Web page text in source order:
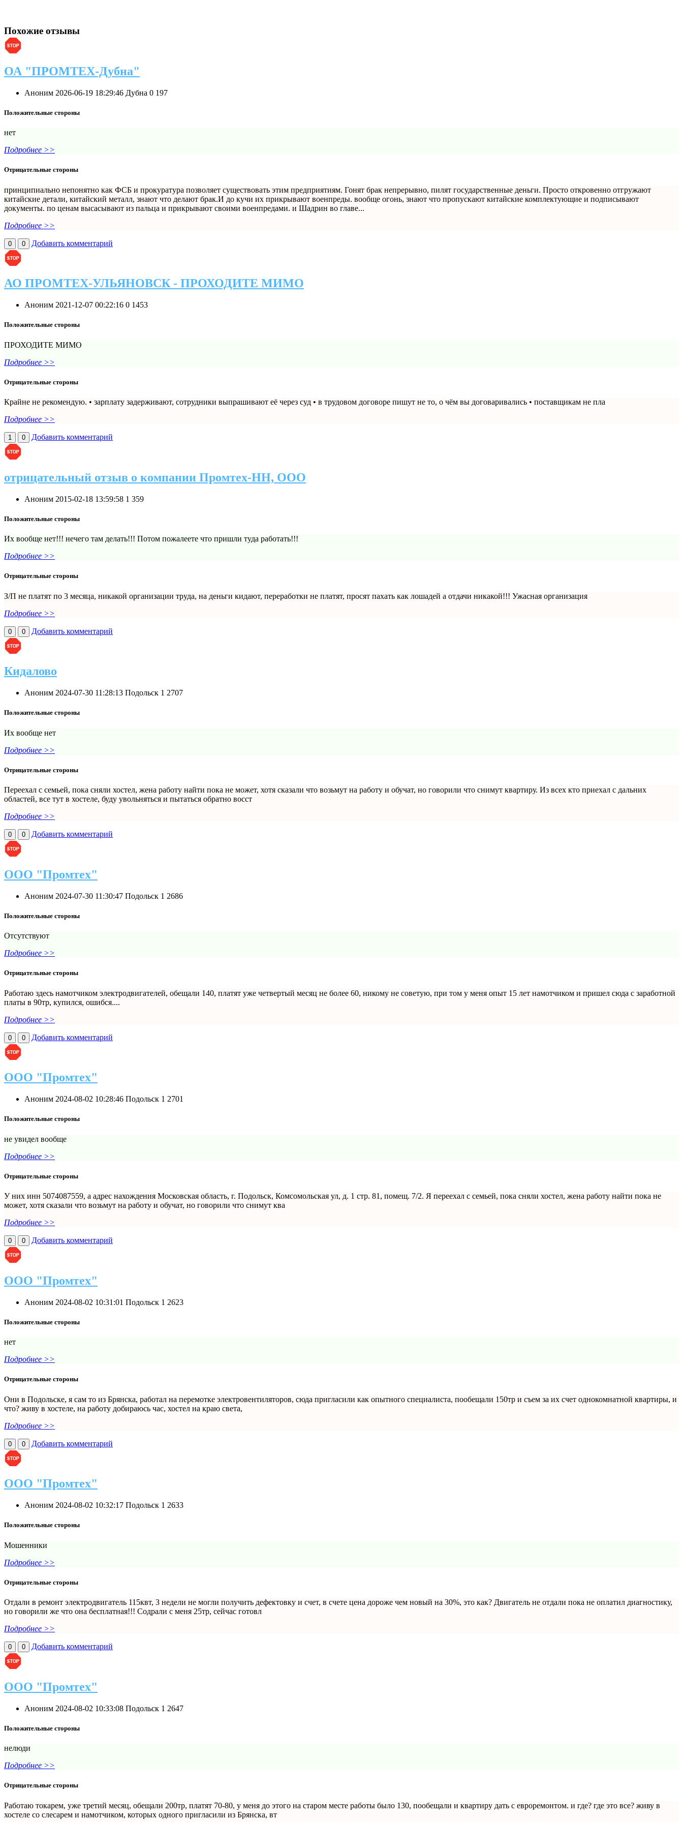
Похожие отзывы
ОА "ПРОМТЕХ-Дубна"
Аноним 2026-06-19 18:29:46 Дубна 0 197
Положительные стороны
нет
Подробнее >>
Отрицательные стороны
принципиально непонятно как ФСБ и прокуратура позволяет существовать этим предприятиям. Гонят брак непрерывно, пилят государственные деньги. Просто откровенно отгружают
китайские детали, китайский металл, знают что делают брак.И до кучи их прикрывают военпреды. вообще огонь, знают что пропускают китайские комплектующие и подписывают
документы. по ценам высасывают из пальца и прикрывают своими военпредами. и Шадрин во главе...
Подробнее >>
0 0 Добавить комментарий
АО ПРОМТЕХ-УЛЬЯНОВСК - ПРОХОДИТЕ МИМО
Аноним 2021-12-07 00:22:16 0 1453
Положительные стороны
ПРОХОДИТЕ МИМО
Подробнее >>
Отрицательные стороны
Крайне не рекомендую. • зарплату задерживают, сотрудники выпрашивают её через суд • в трудовом договоре пишут не то, о чём вы договаривались • поставщикам не пла
Подробнее >>
1 0 Добавить комментарий
отрицательный отзыв о компании Промтех-НН, ООО
Аноним 2015-02-18 13:59:58 1 359
Положительные стороны
Их вообще нет!!! нечего там делать!!! Потом пожалеете что пришли туда работать!!!
Подробнее >>
Отрицательные стороны
З/П не платят по 3 месяца, никакой организации труда, на деньги кидают, переработки не платят, просят пахать как лошадей а отдачи никакой!!! Ужасная организация
Подробнее >>
0 0 Добавить комментарий
Кидалово
Аноним 2024-07-30 11:28:13 Подольск 1 2707
Положительные стороны
Их вообще нет
Подробнее >>
Отрицательные стороны
Переехал с семьей, пока сняли хостел, жена работу найти пока не может, хотя сказали что возьмут на работу и обучат, но говорили что снимут квартиру. Из всех кто приехал с дальних
областей, все тут в хостеле, буду увольняться и пытаться обратно восст
Подробнее >>
0 0 Добавить комментарий
ООО "Промтех"
Аноним 2024-07-30 11:30:47 Подольск 1 2686
Положительные стороны
Отсутствуют
Подробнее >>
Отрицательные стороны
Работаю здесь намотчиком электродвигателей, обещали 140, платят уже четвертый месяц не более 60, никому не советую, при том у меня опыт 15 лет намотчиком и пришел сюда с заработной
платы в 90тр, купился, ошибся....
Подробнее >>
0 0 Добавить комментарий
ООО "Промтех"
Аноним 2024-08-02 10:28:46 Подольск 1 2701
Положительные стороны
не увидел вообще
Подробнее >>
Отрицательные стороны
У них инн 5074087559, а адрес нахождения Московская область, г. Подольск, Комсомольская ул, д. 1 стр. 81, помещ. 7/2. Я переехал с семьей, пока сняли хостел, жена работу найти пока не
может, хотя сказали что возьмут на работу и обучат, но говорили что снимут ква
Подробнее >>
0 0 Добавить комментарий
ООО "Промтех"
Аноним 2024-08-02 10:31:01 Подольск 1 2623
Положительные стороны
нет
Подробнее >>
Отрицательные стороны
Они в Подольске, я сам то из Брянска, работал на перемотке электровентиляторов, сюда пригласили как опытного специалиста, пообещали 150тр и съем за их счет однокомнатной квартиры, и
что? живу в хостеле, на работу добираюсь час, хостел на краю света,
Подробнее >>
0 0 Добавить комментарий
ООО "Промтех"
Аноним 2024-08-02 10:32:17 Подольск 1 2633
Положительные стороны
Мошенники
Подробнее >>
Отрицательные стороны
Отдали в ремонт электродвигатель 115квт, 3 недели не могли получить дефектовку и счет, в счете цена дороже чем новый на 30%, это как? Двигатель не отдали пока не оплатил диагностику,
но говорили же что она бесплатная!!! Содрали с меня 25тр, сейчас готовл
Подробнее >>
0 0 Добавить комментарий
ООО "Промтех"
Аноним 2024-08-02 10:33:08 Подольск 1 2647
Положительные стороны
нелюди
Подробнее >>
Отрицательные стороны
Работаю токарем, уже третий месяц, обещали 200тр, платят 70-80, у меня до этого на старом месте работы было 130, пообещали и квартиру дать с евроремонтом. и где? где это все? живу в
хостеле со слесарем и намотчиком, которых одного пригласили из Брянска, вт